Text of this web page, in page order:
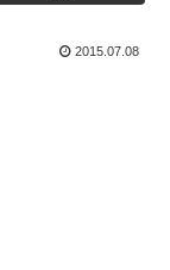
2015.07.08